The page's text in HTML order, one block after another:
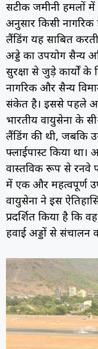
सटीक जमीनी हमलों में
अनुसार किसी
लैंडिंग यह साबित
अड्डे का उपयोग सैन्य
सुरक्षा से जुड़े कार्यों
नागरिक और सैन्य
संकेत है। इससे पहले
भारतीय वायुसेना के
लैंडिंग की थी, जबकि
फ्लाईपास्ट किया
वास्तविक रूप से रनवे
में एक और महत्वपूर्ण
वायुसेना ने इस
प्रदर्शित किया है कि
हवाई अड्डों से संचालन